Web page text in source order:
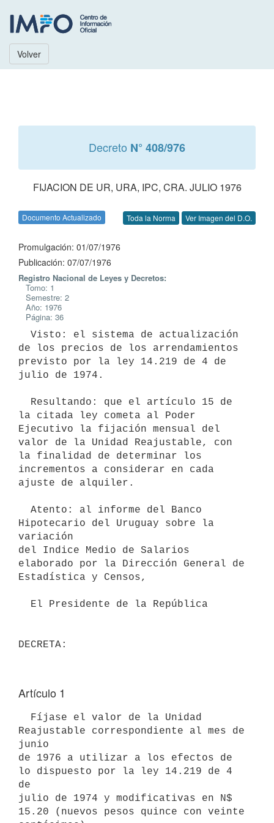
Volver
Decreto N° 408/976
FIJACION DE UR, URA, IPC, CRA. JULIO 1976
Documento Actualizado Toda la Norma Ver Imagen del D.O.
Promulgación: 01/07/1976
Publicación: 07/07/1976
Registro Nacional de Leyes y Decretos:
Tomo: 1
Semestre: 2
Año: 1976
Página: 36
de los precios de los arrendamientos
previsto por la ley 14.219 de 4 de
julio de 1974.
la citada ley cometa al Poder
Ejecutivo la fijación mensual del
valor de la Unidad Reajustable, con
la finalidad de determinar los
incrementos a considerar en cada
ajuste de alquiler.
Hipotecario del Uruguay sobre la
variación
del Indice Medio de Salarios
elaborado por la Dirección General de
Estadística y Censos,
Artículo 1
Reajustable correspondiente al mes de
junio
de 1976 a utilizar a los efectos de
lo dispuesto por la ley 14.219 de 4
de
julio de 1974 y modificativas en N$
15.20 (nuevos pesos quince con veinte